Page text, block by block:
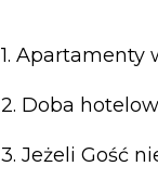
1.
2. Doba
3. Jeżeli Gość